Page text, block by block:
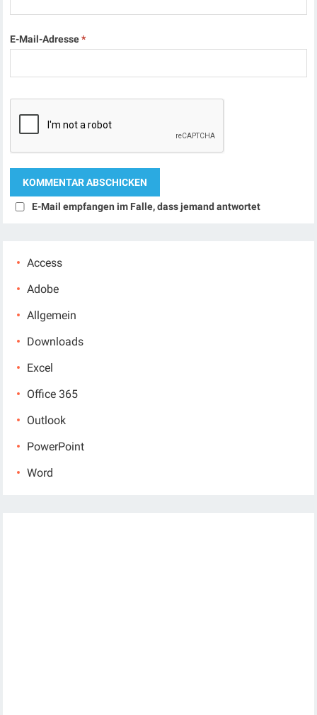
E-Mail-Adresse*
E-Mail empfangen im Falle, dass jemand antwortet
Access
Adobe
Allgemein
Downloads
Excel
Office 365
Outlook
PowerPoint
Word